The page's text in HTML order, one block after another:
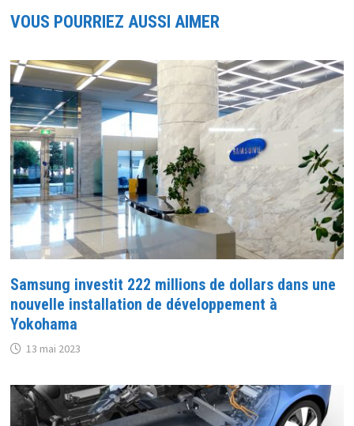
VOUS POURRIEZ AUSSI AIMER
Samsung investit 222 millions de dollars dans une
nouvelle installation de développement à
Yokohama
13 mai 2023